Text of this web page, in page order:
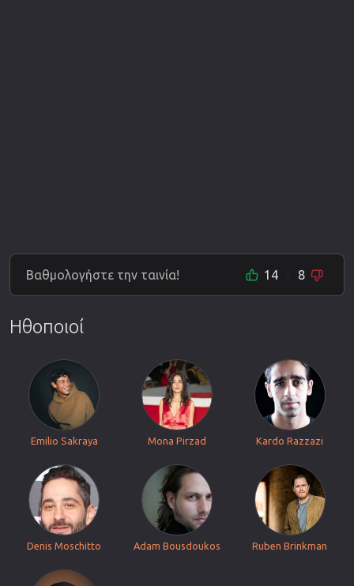
Βαθμολογήστε την ταινία! 14 8
Ηθοποιοί
Emilio Sakraya Mona Pirzad Kardo Razzazi
Denis Moschitto Adam Bousdoukos Ruben Brinkman